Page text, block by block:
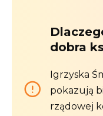
dobra
Igrzyska
pokazują
rządowej